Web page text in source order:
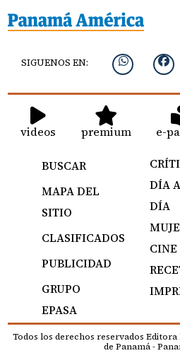
SIGUENOS EN:
videos premium e-
BUSCAR
MAPA DEL
SITIO
CLASIFICADOS
PUBLICIDAD
GRUPO
EPASA
DÍA A
DÍA
CINE
Todos los derechos reservados Editora
de Panamá -